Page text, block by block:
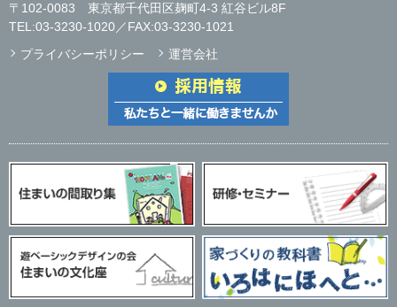
〒102-0083 東京都千代田区麹町4-3 紅谷ビル8F
TEL:03-3230-1020／FAX:03-3230-1021
プライバシーポリシー
運営会社